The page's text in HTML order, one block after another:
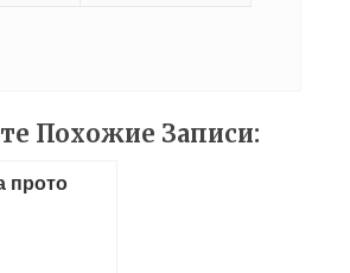
Похожие Записи: